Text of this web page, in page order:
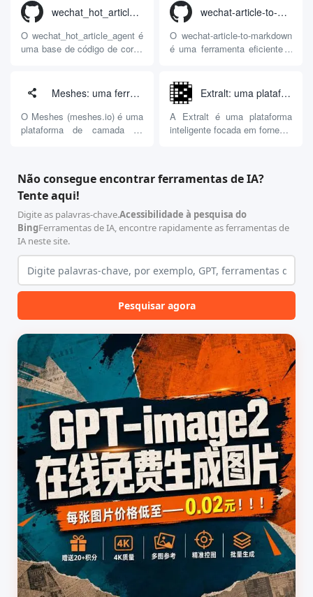
Claude、OpenAI、Gemini
等）的广泛普及，企业团队或
个人开发者在面对多种大模型
订阅时，往往面临账号管理
de serviço de proxy de
balanceamento de carga
projetada para usuários
individuais e
mercado, tornou-se um
desafio gerenciar com
eficiência as APIs e as várias
chaves de diversos
wechat_hot_article_agent: um corpo inteligente que coleta automaticamente os pontos de acesso e gera artigos do wechat
O wechat_hot_article_agent é
uma base de código de corpo
processamento da produção
de conteúdo de números
públicos do WeChat. A
ferramenta automatiza o
combinação de scripts
procedimentais e da API
Large Language Model (LLM).
Seu mecanismo de trabalho
principal consiste em três
estágios: primeiro, por...
wechat-article-to-markdown: uma ferramenta que coleta automaticamente artigos do WeChat e os converte no formato Markdown
O wechat-article-to-markdown
é uma ferramenta eficiente e
de páginas da Web, cujo
código-fonte é aberto pelo
desenvolvedor jackwener. O
projeto se concentra em
arquivamento de base de
secundária, os usuários só
precisam passar um simples
comando de linha de
Meshes: uma ferramenta de camada de entrega para gerenciamento unificado de integração de SaaS e roteamento de incidentes
O Meshes (meshes.io) é uma
plataforma de camada de
e equipes de engenharia. No
modelo de desenvolvimento
tradicional, fazer com que um
produto ofereça suporte à
interface com vários sistemas
Salesforce, Mailchimp etc.)
geralmente requer a...
Extralt: uma plataforma de análise de IA para extração estruturada de dados de commodities de comércio eletrônico e inteligência de mercado na Web
A Extralt é uma plataforma
inteligente focada em fornecer
dados de produtos. Como as
rastreamento da Web tendem
a falhar devido a mudanças
linguagem é lenta e cara, a
Extralt oferece uma solução
inovadora. A plataforma
utiliza IA na fase de
Não consegue encontrar ferramentas de IA?
Tente aqui!
Digite as palavras-chave.Acessibilidade à pesquisa do
BingFerramentas de IA, encontre rapidamente as ferramentas de
IA neste site.
Pesquisar agora